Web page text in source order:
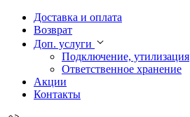
Доставка и оплата
Возврат
Доп. услуги
Подключение, утилизация
Ответственное хранение
Акции
Контакты